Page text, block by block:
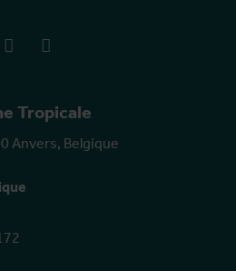
Tropicale
Anvers, Belgique
youtube